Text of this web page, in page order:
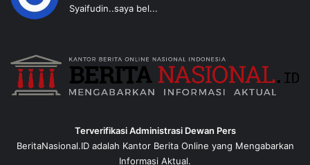
Syaifudin..saya bel...
Terverifikasi Administrasi Dewan Pers
BeritaNasional.ID adalah Kantor Berita Online yang Mengabarkan
Informasi Aktual.